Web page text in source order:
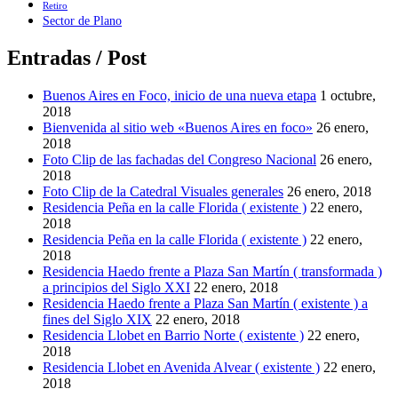
Retiro
Sector de Plano
Entradas / Post
Buenos Aires en Foco, inicio de una nueva etapa 1 octubre,
2018
Bienvenida al sitio web «Buenos Aires en foco» 26 enero,
2018
Foto Clip de las fachadas del Congreso Nacional 26 enero,
2018
Foto Clip de la Catedral Visuales generales 26 enero, 2018
Residencia Peña en la calle Florida ( existente ) 22 enero,
2018
Residencia Peña en la calle Florida ( existente ) 22 enero,
2018
Residencia Haedo frente a Plaza San Martín ( transformada )
a principios del Siglo XXI 22 enero, 2018
Residencia Haedo frente a Plaza San Martín ( existente ) a
fines del Siglo XIX 22 enero, 2018
Residencia Llobet en Barrio Norte ( existente ) 22 enero,
2018
Residencia Llobet en Avenida Alvear ( existente ) 22 enero,
2018